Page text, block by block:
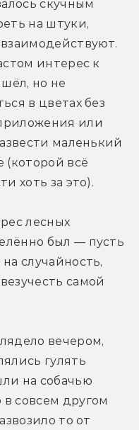
скучным
на штуки,
интерес к
но не
в цветах без
или
маленький
(которой всё
хоть за это).
лесных
был — пусть
случайность,
самой
вечером,
гулять
на собачью
совсем другом
то от